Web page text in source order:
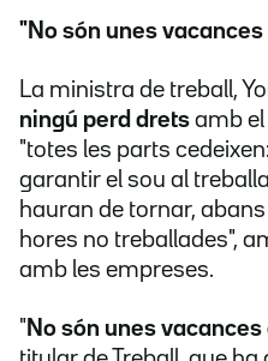
"No són unes
La ministra de treball,
ningú perd drets amb
"totes les parts
garantir el sou al
hauran de tornar,
hores no treballades",
amb les empreses.
" No són unes